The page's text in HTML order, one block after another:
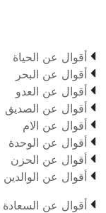
 أقوال عن الحياة
 أقوال عن البحر
 أقوال عن العدو
 أقوال عن الصديق
 أقوال عن الام
 أقوال عن الوحدة
 أقوال عن الحزن
 أقوال عن الوالدين
 أقوال عن السعادة